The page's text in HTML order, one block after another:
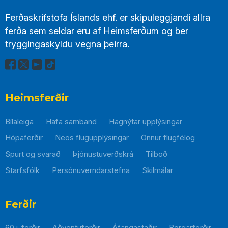
Ferðaskrifstofa Íslands ehf. er skipuleggjandi allra
ferða sem seldar eru af Heimsferðum og ber
tryggingaskyldu vegna þeirra.
Heimsferðir
Bílaleiga Hafa samband
Hagnýtar upplýsingar
Hópaferðir
Neos flugupplýsingar
Önnur flugfélög
Spurt og svarað
Þjónustuverðskrá
Tilboð
Starfsfólk
Persónuverndarstefna Skilmálar
Þessi
Ferðir